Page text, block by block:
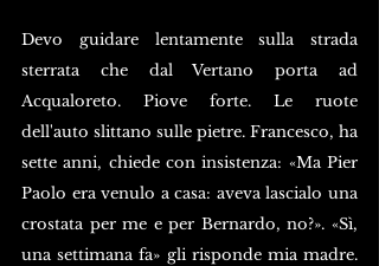
Devo guidare lentamente sulla strada
sterrata che dal Vertano porta ad
Acqualoreto. Piove forte. Le ruote
dell'auto slittano sulle pietre. Francesco, ha
sette anni, chiede con insistenza: «Ma Pier
Paolo era venulo a casa: aveva lascialo una
crostata per me e per Bernardo, no?». «Sì,
una settimana fa» gli risponde mia madre.